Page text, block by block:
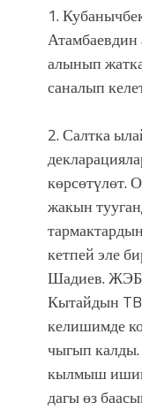
1.
Атамбаевдин
алынып
саналып
2. Салтка
көрсөтүлөт.
жакын
кетпей эле
Шадиев.
Кытайдын
келишимде
чыгып
кылмыш ишин
дагы өз